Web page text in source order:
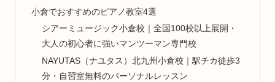
小倉でおすすめのピアノ教室4選
シアーミュージック小倉校｜全国100校以上展開・
大人の初心者に強いマンツーマン専門校
NAYUTAS（ナユタス）北九州小倉校｜駅チカ徒歩3
分・自習室無料のパーソナルレッスン